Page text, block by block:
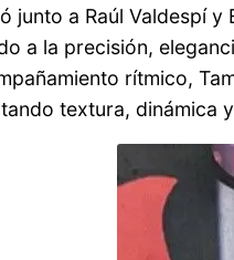
junto a Raúl Valdespí
a la precisión,
rítmico,
textura, dinámica